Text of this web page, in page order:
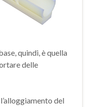
quindi, è quella
delle
del